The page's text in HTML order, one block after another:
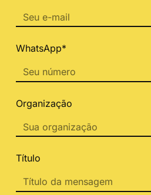
WhatsApp*
Organização
Título